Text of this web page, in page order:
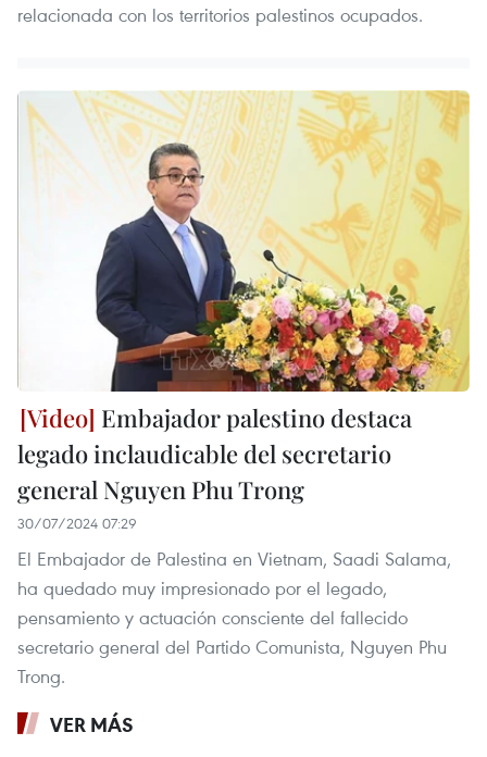
relacionada con los territorios palestinos ocupados.
Embajador palestino destaca
legado inclaudicable del secretario
general Nguyen Phu Trong
30/07/2024 07:29
El Embajador de Palestina en Vietnam, Saadi Salama,
ha quedado muy impresionado por el legado,
pensamiento y actuación consciente del fallecido
secretario general del Partido Comunista, Nguyen Phu
Trong.
VER MÁS